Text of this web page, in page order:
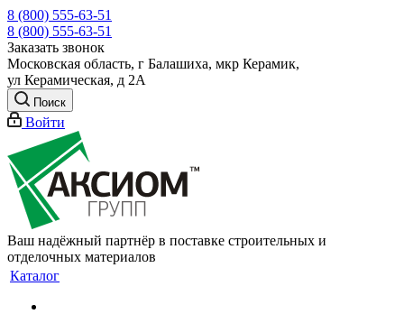
8 (800) 555-63-51
8 (800) 555-63-51
Заказать звонок
Московская область, г Балашиха, мкр Керамик,
ул Керамическая, д 2А
Поиск
Войти
Ваш надёжный партнёр в поставке строительных и
отделочных материалов
Каталог